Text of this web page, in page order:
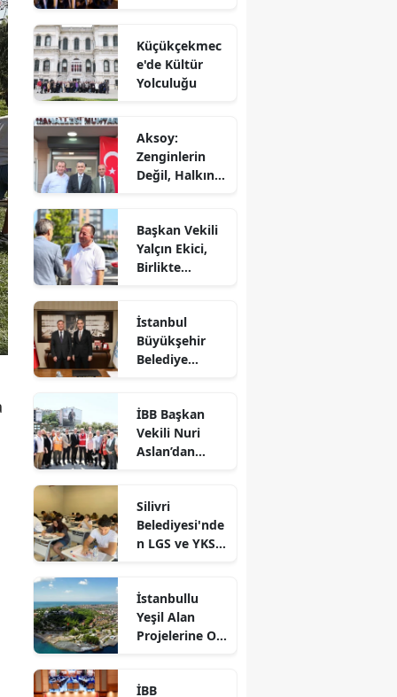
Küçükçekmec
e'de Kültür
Yolculuğu
Aksoy:
Zenginlerin
Değil, Halkın
Başkan Vekili
Yalçın Ekici,
Birlikte
İncelemelerde
Bulundu
İstanbul
Büyükşehir
Belediye
Silivri
Belediyesine
Ziyaret
İBB Başkan
Vekili Nuri
Aslan’dan
Çalışmalara
Yakın Takip
Silivri
Belediyesi'nde
n LGS ve YKS
Eğitim Desteği
İstanbullu
Yeşil Alan
Projelerine Oy
İBB